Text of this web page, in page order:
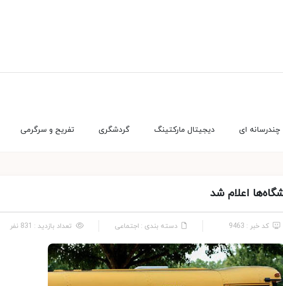
تفریح و سرگرمی گردشگری دیجیتال مارکتینگ چندرسانه ای
اعلام شد
کد خبر : 9463 دسته بندی : اجتماعی تعداد بازدید : 831 نفر